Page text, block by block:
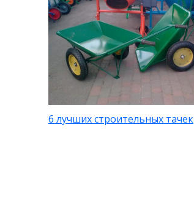
6 лучших строительных тачек